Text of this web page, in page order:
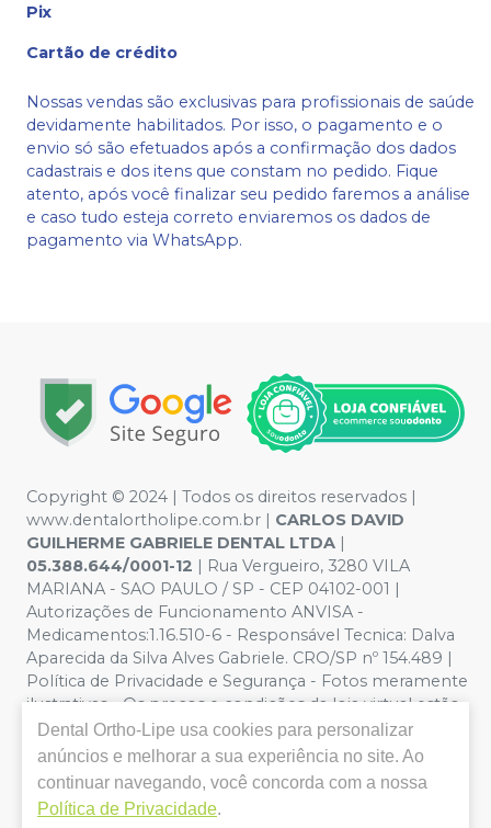
Pix
Cartão de crédito
Nossas vendas são exclusivas para profissionais de saúde
devidamente habilitados. Por isso, o pagamento e o
envio só são efetuados após a confirmação dos dados
cadastrais e dos itens que constam no pedido. Fique
atento, após você finalizar seu pedido faremos a análise
e caso tudo esteja correto enviaremos os dados de
pagamento via WhatsApp.
Copyright © 2024 | Todos os direitos reservados |
www.dentalortholipe.com.br | CARLOS DAVID
GUILHERME GABRIELE DENTAL LTDA |
05.388.644/0001-12 | Rua Vergueiro, 3280 VILA
MARIANA - SAO PAULO / SP - CEP 04102-001 |
Autorizações de Funcionamento ANVISA -
Medicamentos:1.16.510-6 - Responsável Tecnica: Dalva
Aparecida da Silva Alves Gabriele. CRO/SP nº 154.489 |
Política de Privacidade e Segurança - Fotos meramente
ilustrativas - Os preços e condições da loja virtual estão
sujeitos a alterações. Em caso de divergência de preços
no site, o valor válido é o do Carrinho de Compra. Não
vendemos por atacado, por isso nos reservamos o
direito de não atender compras de grandes volumes
pelo site.
Dental Ortho-Lipe usa cookies para personalizar
anúncios e melhorar a sua experiência no site. Ao
continuar navegando, você concorda com a nossa
Política de Privacidade.